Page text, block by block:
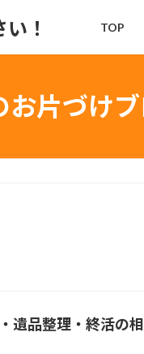
！ TOP
お片づけ
遺品整理・終活の